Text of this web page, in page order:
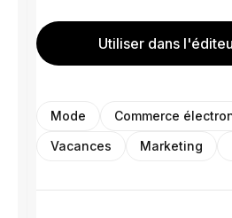
Utiliser dans
Mode Commerce
Vacances
Marketing